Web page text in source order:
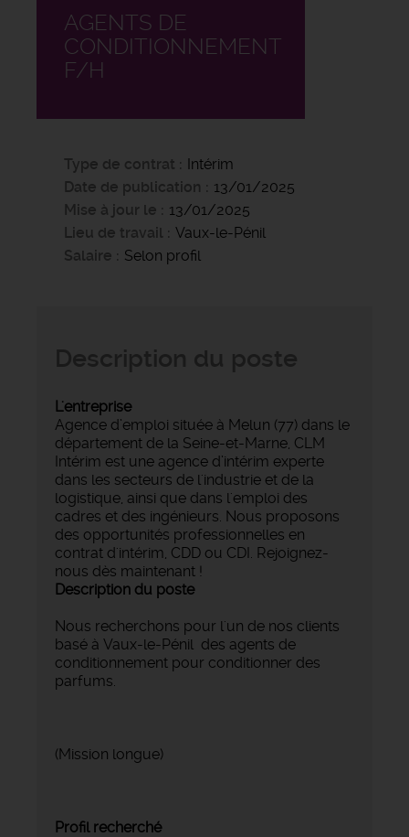
AGENTS DE
CONDITIONNEMENT
F/H
Type de contrat
Intérim
Date de publication
13/01/2025
Mise à jour le
13/01/2025
Lieu de travail
Vaux-le-Pénil
Salaire
Selon profil
L'entreprise
Agence d’emploi située à Melun (77) dans le
département de la Seine-et-Marne, CLM
Intérim est une agence d’intérim experte
dans les secteurs de l'industrie et de la
logistique, ainsi que dans l'emploi des
cadres et des ingénieurs. Nous proposons
des opportunités professionnelles en
contrat d'intérim, CDD ou CDI. Rejoignez-
nous dès maintenant !
Description du poste
Nous recherchons pour l'un de nos clients
basé à Vaux-le-Pénil des agents de
conditionnement pour conditionner des
parfums.
(Mission longue)
Profil recherché